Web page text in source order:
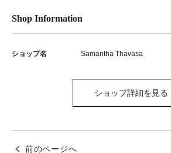
Shop Information
ショップ名 Samantha Thavasa
ショップ詳細を見る
前のページへ